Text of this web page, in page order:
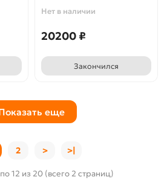
Нет в наличии
20200 ₽
Закончился
еще
2 > >|
12 из 20 (всего 2 страниц)